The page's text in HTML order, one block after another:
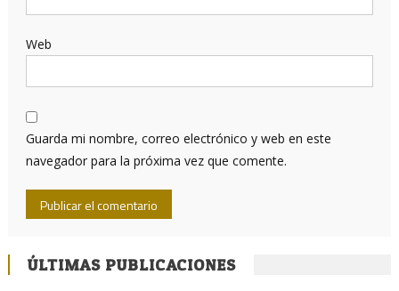
Web
Guarda mi nombre, correo electrónico y web en este
navegador para la próxima vez que comente.
ÚLTIMAS PUBLICACIONES